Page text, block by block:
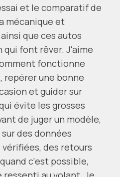
et le comparatif de
mécanique et
que ces autos
qui font rêver. J'aime
fonctionne
repérer une bonne
et guider sur
évite les grosses
de juger un modèle,
des données
des retours
c'est possible,